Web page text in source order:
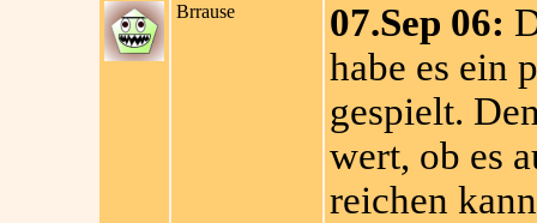
Brrause 07.Sep 06:
habe es ein
gespielt.
wert, ob es
reichen